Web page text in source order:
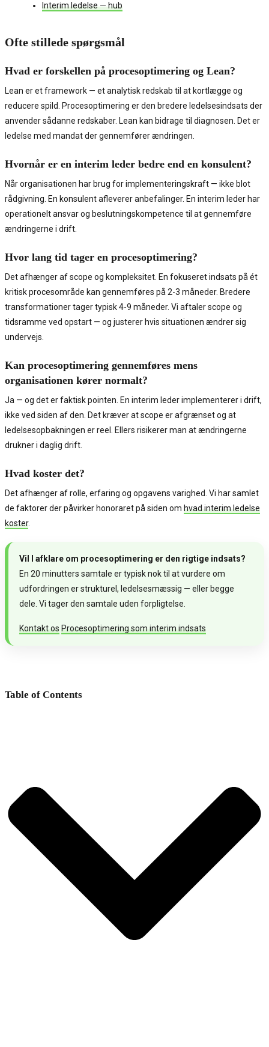
Interim ledelse — hub
Ofte stillede spørgsmål
Hvad er forskellen på procesoptimering og Lean?
Lean er et framework — et analytisk redskab til at kortlægge og
reducere spild. Procesoptimering er den bredere ledelsesindsats der
anvender sådanne redskaber. Lean kan bidrage til diagnosen. Det er
ledelse med mandat der gennemfører ændringen.
Hvornår er en interim leder bedre end en konsulent?
Når organisationen har brug for implementeringskraft — ikke blot
rådgivning. En konsulent afleverer anbefalinger. En interim leder har
operationelt ansvar og beslutningskompetence til at gennemføre
ændringerne i drift.
Hvor lang tid tager en procesoptimering?
Det afhænger af scope og kompleksitet. En fokuseret indsats på ét
kritisk procesområde kan gennemføres på 2-3 måneder. Bredere
transformationer tager typisk 4-9 måneder. Vi aftaler scope og
tidsramme ved opstart — og justerer hvis situationen ændrer sig
undervejs.
Kan procesoptimering gennemføres mens
organisationen kører normalt?
Ja — og det er faktisk pointen. En interim leder implementerer i drift,
ikke ved siden af den. Det kræver at scope er afgrænset og at
ledelsesopbakningen er reel. Ellers risikerer man at ændringerne
drukner i daglig drift.
Hvad koster det?
Det afhænger af rolle, erfaring og opgavens varighed. Vi har samlet
de faktorer der påvirker honoraret på siden om hvad interim ledelse
koster.
Vil I afklare om procesoptimering er den rigtige indsats?
En 20 minutters samtale er typisk nok til at vurdere om
udfordringen er strukturel, ledelsesmæssig — eller begge
dele. Vi tager den samtale uden forpligtelse.
Kontakt os Procesoptimering som interim indsats
Table of Contents